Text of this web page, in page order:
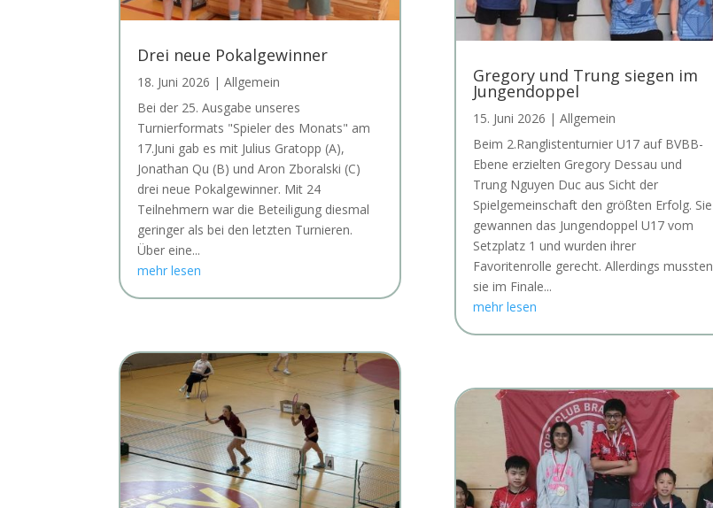
Drei neue Pokalgewinner
18. Juni 2026 |Allgemein
Bei der 25. Ausgabe unseres
Turnierformats "Spieler des Monats" am
17.Juni gab es mit Julius Gratopp (A),
Jonathan Qu (B) und Aron Zboralski (C)
drei neue Pokalgewinner. Mit 24
Teilnehmern war die Beteiligung diesmal
geringer als bei den letzten Turnieren.
Über eine...
mehr lesen
Gregory und Trung siegen im
Jungendoppel
15. Juni 2026 | Allgemein
Beim 2.Ranglistenturnier U17 auf BVBB-
Ebene erzielten Gregory Dessau und
Trung Nguyen Duc aus Sicht der
Spielgemeinschaft den größten Erfolg. Sie
gewannen das Jungendoppel U17 vom
Setzplatz 1 und wurden ihrer
Favoritenrolle gerecht. Allerdings mussten
sie im Finale...
mehr lesen